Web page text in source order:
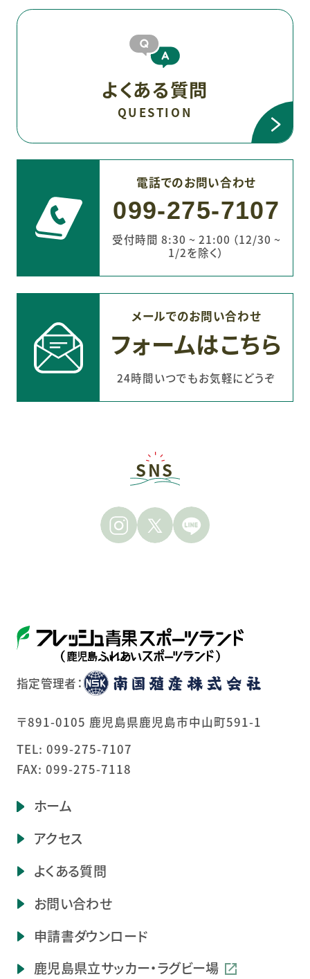
よくある質問
QUESTION
電話でのお問い合わせ
099-275-7107
受付時間 8:30 ~ 21:00 （12/30 ~
1/2を除く）
メールでのお問い合わせ
フォームはこちら
24時間いつでもお気軽にどうぞ
SNS
指定管理者：
〒891-0105 鹿児島県鹿児島市中山町591-1
TEL: 099-275-7107
FAX: 099-275-7118
ホーム
アクセス
よくある質問
お問い合わせ
申請書ダウンロード
鹿児島県立サッカー・ラグビー場